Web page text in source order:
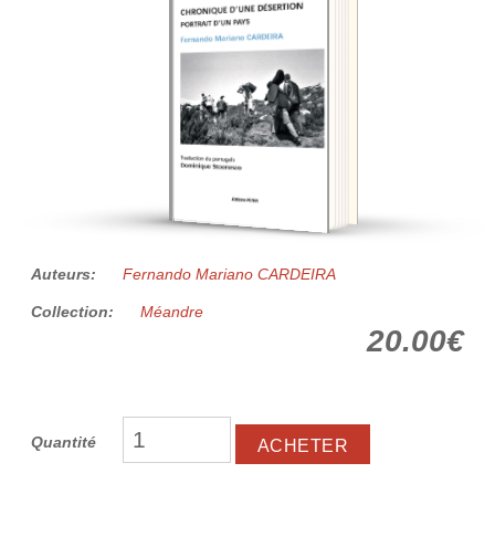
20.00€
Auteurs: Fernando Mariano CARDEIRA
Collection: Méandre
20.00€
Quantité